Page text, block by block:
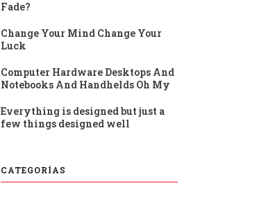
Fade?
Change Your Mind Change Your
Luck
Computer Hardware Desktops And
Notebooks And Handhelds Oh My
Everything is designed but just a
few things designed well
CATEGORÍAS